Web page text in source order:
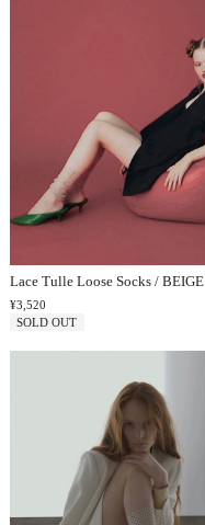
Lace Tulle Loose Socks / BEIGE
¥3,520
SOLD OUT